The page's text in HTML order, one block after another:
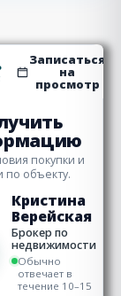
Записаться
на
просмотр
покупки и
по объекту.
Кристина
Верейская
Брокер по
недвижимости
Обычно
отвечает в
течение 10–15